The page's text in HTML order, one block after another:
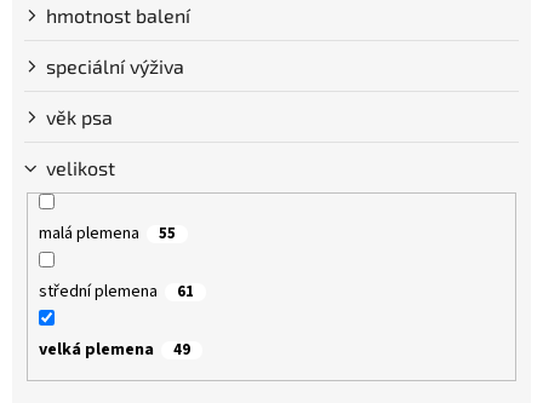
hmotnost balení
speciální výživa
věk psa
velikost
malá plemena 55
střední plemena 61
velká plemena 49